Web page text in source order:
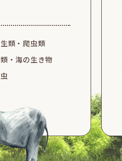
類・爬虫類
・海の生き物